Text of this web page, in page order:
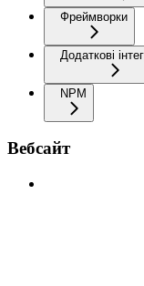
Фреймворки
Додаткові
NPM
Вебсайт